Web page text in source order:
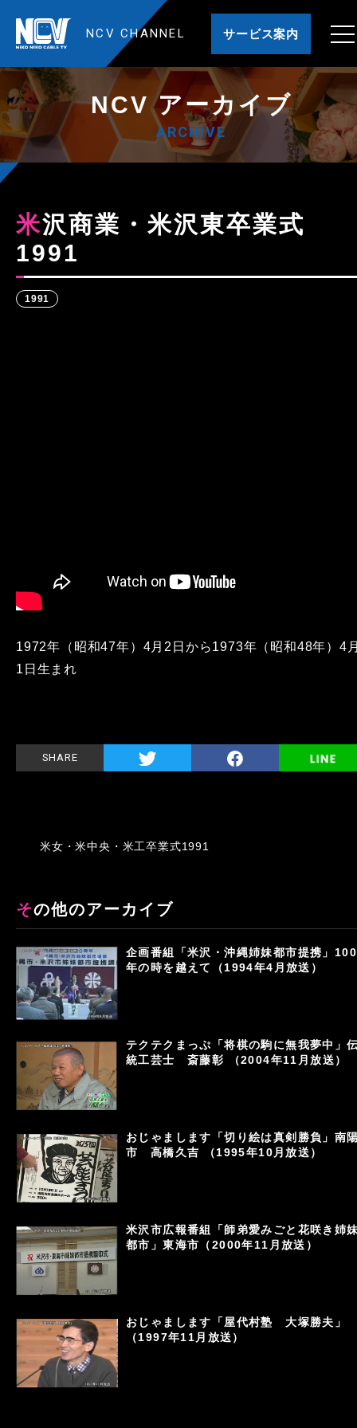
NCV CHANNEL サービス案内
NCV アーカイブ
ARCHIVE
米沢商業・米沢東卒業式
1991
1991
1972年（昭和47年）4月2日から1973年（昭和48年）4
1日生まれ
SHARE
米女・米中央・米工卒業式1991
その他のアーカイブ
企画番組「米沢・沖縄姉妹都市提携」100
年の時を越えて（1994年4月放送）
テクテクまっぷ「将棋の駒に無我夢中」
統工芸士 斎藤彰 （2004年11月放送）
おじゃまします「切り絵は真剣勝負」南
市 高橋久吉 （1995年10月放送）
米沢市広報番組「師弟愛みごと花咲き姉
都市」東海市（2000年11月放送）
おじゃまします「屋代村塾 大塚勝夫」
（1997年11月放送）